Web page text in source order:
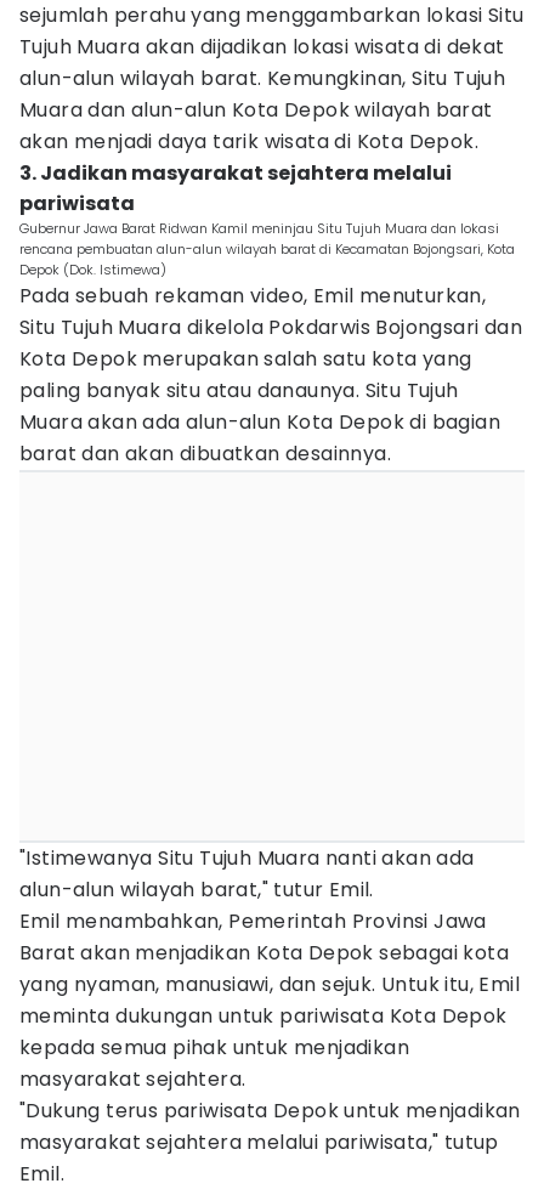
sejumlah perahu yang menggambarkan lokasi Situ
Tujuh Muara akan dijadikan lokasi wisata di dekat
alun-alun wilayah barat. Kemungkinan, Situ Tujuh
Muara dan alun-alun Kota Depok wilayah barat
akan menjadi daya tarik wisata di Kota Depok.
3. Jadikan masyarakat sejahtera melalui
pariwisata
Gubernur Jawa Barat Ridwan Kamil meninjau Situ Tujuh Muara dan lokasi
rencana pembuatan alun-alun wilayah barat di Kecamatan Bojongsari, Kota
Depok (Dok. Istimewa)
Pada sebuah rekaman video, Emil menuturkan,
Situ Tujuh Muara dikelola Pokdarwis Bojongsari dan
Kota Depok merupakan salah satu kota yang
paling banyak situ atau danaunya. Situ Tujuh
Muara akan ada alun-alun Kota Depok di bagian
barat dan akan dibuatkan desainnya.
"Istimewanya Situ Tujuh Muara nanti akan ada
alun-alun wilayah barat," tutur Emil.
Emil menambahkan, Pemerintah Provinsi Jawa
Barat akan menjadikan Kota Depok sebagai kota
yang nyaman, manusiawi, dan sejuk. Untuk itu, Emil
meminta dukungan untuk pariwisata Kota Depok
kepada semua pihak untuk menjadikan
masyarakat sejahtera.
"Dukung terus pariwisata Depok untuk menjadikan
masyarakat sejahtera melalui pariwisata," tutup
Emil.